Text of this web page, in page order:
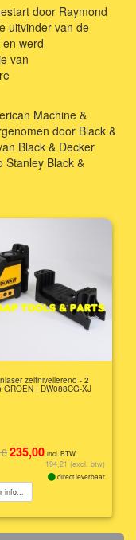
door Raymond
uitvinder van de
werd
van
Machine &
door Black &
Black & Decker
Stanley Black &
zelfnivellerend - 2
GROEN | DW088CG-XJ
235,00 incl. BTW
194,21 (excl. btw)
direct leverbaar
info...